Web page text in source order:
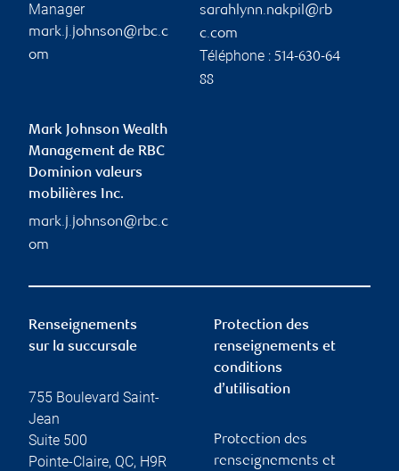
Manager
mark.j.johnson@rbc.c
om
sarahlynn.nakpil@rb
c.com
Téléphone : 514-630-64
88
Mark Johnson Wealth
Management de RBC
Dominion valeurs
mobilières Inc.
mark.j.johnson@rbc.c
om
Renseignements
sur la succursale
755 Boulevard Saint-
Jean
Suite 500
Pointe-Claire, QC, H9R
Protection des
renseignements et
conditions
d’utilisation
Protection des
renseignements et